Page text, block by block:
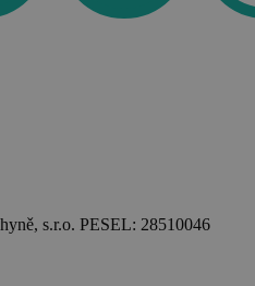
s.r.o. PESEL: 28510046